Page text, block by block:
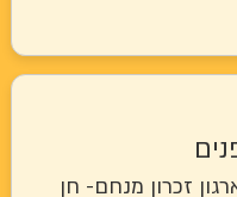
מנחם- חן